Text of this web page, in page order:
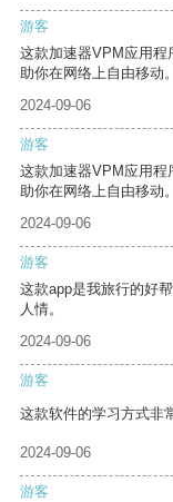
游客
这款加速器VPM应用程
助你在网络上自由移动。
2024-09-06
游客
这款加速器VPM应用程
助你在网络上自由移动。
2024-09-06
游客
这款app是我旅行的好
人情。
2024-09-06
游客
这款软件的学习方式非
2024-09-06
游客